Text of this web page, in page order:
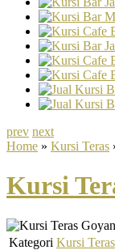
prev next
Home » Kursi Teras
Kursi
Kategori Kursi Teras